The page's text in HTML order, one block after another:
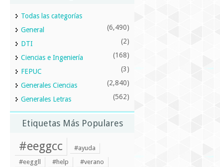
Todas las categorías
General
(6,490)
DTI (2)
Ciencias e Ingeniería (168)
FEPUC (3)
Generales Ciencias (2,840)
Generales Letras (562)
Etiquetas Más Populares
#eeggcc
#ayuda
#eeggll
#help
#verano